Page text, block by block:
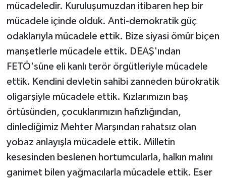
mücadeledir. Kuruluşumuzdan itibaren hep bir
mücadele içinde olduk. Anti-demokratik güç
odaklarıyla mücadele ettik. Bize siyasi ömür biçen
manşetlerle mücadele ettik. DEAŞ'ından
FETÖ'süne eli kanlı terör örgütleriyle mücadele
ettik. Kendini devletin sahibi zanneden bürokratik
oligarşiyle mücadele ettik. Kızlarımızın baş
örtüsünden, çocuklarımızın hafızlığından,
dinlediğimiz Mehter Marşından rahatsız olan
yobaz anlayışla mücadele ettik. Milletin
kesesinden beslenen hortumcularla, halkın malını
ganimet bilen yağmacılarla mücadele ettik. Eser